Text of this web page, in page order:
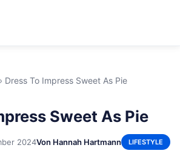
› Dress To Impress Sweet As Pie
Sweet As Pie
2024Von Hannah Hartmann LIFESTYLE